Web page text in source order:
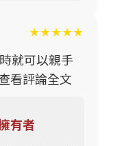
★★★★★
就可以親手
看評論全文
有者